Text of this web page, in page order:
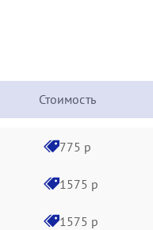
Стоимость
775 р
1575 р
1575 р